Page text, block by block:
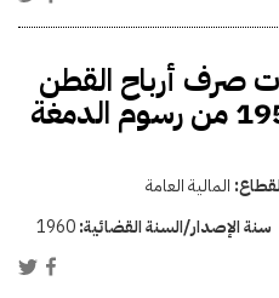
صرف أرباح القطن
موسم 1953 - 1954 من رسوم الدمغة
المالية العامة
سنة الإصدار/السنة القضائية:1960